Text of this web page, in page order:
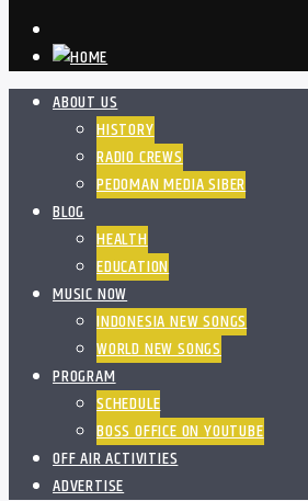
ABOUT US
HISTORY
RADIO CREWS
PEDOMAN MEDIA SIBER
BLOG
HEALTH
EDUCATION
MUSIC NOW
INDONESIA NEW SONGS
WORLD NEW SONGS
PROGRAM
SCHEDULE
BOSS OFFICE ON YOUTUBE
OFF AIR ACTIVITIES
ADVERTISE